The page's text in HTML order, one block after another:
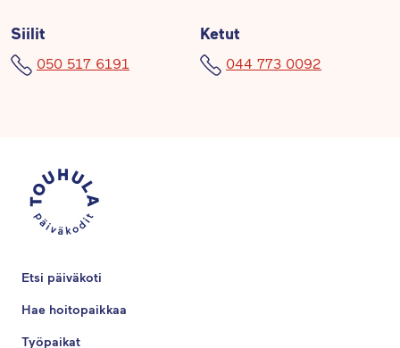
Siilit
050 517 6191
Ketut
044 773 0092
Etsi päiväkoti
Hae hoitopaikkaa
Työpaikat